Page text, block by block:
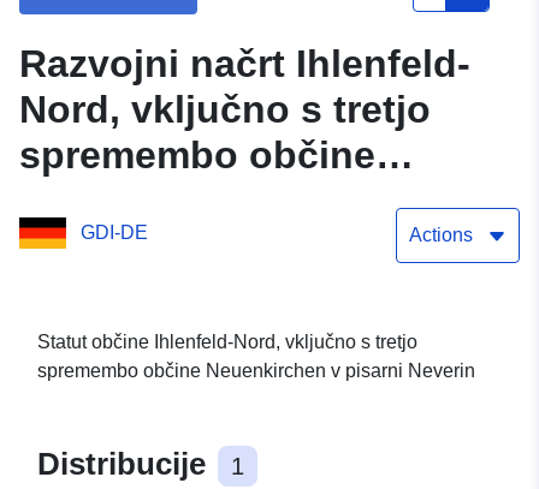
Razvojni načrt Ihlenfeld-
Nord, vključno s tretjo
spremembo občine
Neuenkirchen v pisarni
Neverin (WFS)
GDI-DE Actions
Statut občine Ihlenfeld-Nord, vključno s tretjo
spremembo občine Neuenkirchen v pisarni Neverin
Distribucije 1